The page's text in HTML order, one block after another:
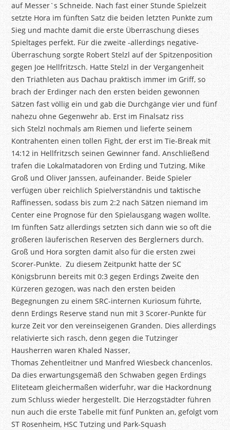
auf Messer`s Schneide. Nach fast einer Stunde Spielzeit
setzte Hora im fünften Satz die beiden letzten Punkte zum
Sieg und machte damit die erste Überraschung dieses
Spieltages perfekt. Für die zweite -allerdings negative-
Überraschung sorgte RobertStelzl auf der Spitzenposition
gegen Joe Hellfritzsch. HatteStelzl in der Vergangenheit
den Triathleten aus Dachau praktisch immer im Griff, so
brach der Erdinger nach den ersten beiden gewonnen
Sätzen fast völlig ein und gab die Durchgänge vier und fünf
nahezu ohne Gegenwehr ab. Erst im Finalsatz riss
sichStelzlnochmals am Riemen und lieferte seinem
Kontrahenten einen tollen Fight, der erst im Tie-Break mit
14:12 in Hellfritzsch seinen Gewinner fand. Anschließend
trafen die Lokalmatadoren von Erding und Tutzing, Mike
Groß und Oliver Janssen, aufeinander. Beide Spieler
verfügen über reichlich Spielverständnis und taktische
Raffinessen, sodass bis zum 2:2 nach Sätzen niemand im
Center eine Prognose für den Spielausgang wagen wollte.
Im fünften Satz allerdings setzten sich dann wie so oft die
größeren läuferischen Reserven des Berglerners durch.
Groß und Hora sorgten damit also für die ersten zwei
Scorer-Punkte. Zu diesem Zeitpunkt hatte der SC
Königsbrunn bereits mit 0:3 gegen Erdings Zweite den
Kürzeren gezogen, was nach den ersten beiden
Begegnungen zu einem SRC-internen Kuriosum führte,
denn Erdings Reserve stand nun mit 3 Scorer-Punkte für
kurze Zeit vor den vereinseigenen Granden. Dies allerdings
relativierte sich rasch, denn gegen die Tutzinger
Hausherren waren Khaled Nasser,
ThomasZehentleitner und Manfred Wiesbeck chancenlos.
Da dies erwartungsgemäß den Schwaben gegen Erdings
Eliteteam gleichermaßen widerfuhr, war die Hackordnung
zum Schlusswieder hergestellt. Die Herzogstädter führen
nun auch die erste Tabelle mit fünf Punkten an, gefolgt vom
ST Rosenheim, HSC Tutzing und Park-Squash